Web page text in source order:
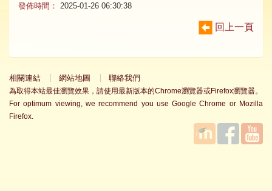
發佈時間：
2025-01-26 06:30:38
回上一頁
相關連結 網站地圖 聯絡我們
為取得本站最佳瀏覽效果，請使用最新版本的Chrome瀏覽器或Firefox瀏覽器。
For optimum viewing, we recommend you use Google Chrome or Mozilla
Firefox.